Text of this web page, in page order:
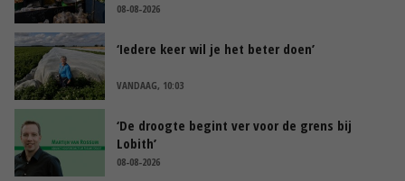
08-08-2026
‘Iedere keer wil je het beter doen’
VANDAAG, 10:03
‘De droogte begint ver voor de grens bij
Lobith’
08-08-2026